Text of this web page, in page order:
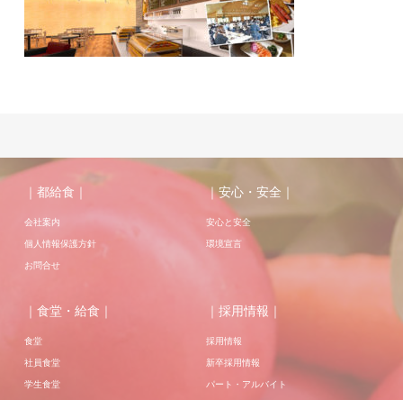
｜都給食｜
会社案内
個人情報保護方針
お問合せ
｜安心・安全｜
安心と安全
環境宣言
｜食堂・給食｜
食堂
社員食堂
学生食堂
｜採用情報｜
採用情報
新卒採用情報
パート・アルバイト